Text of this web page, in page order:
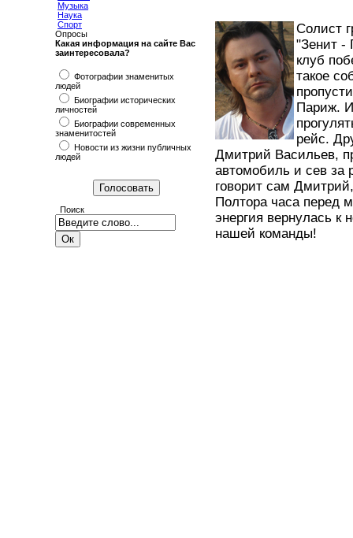
Музыка
Наука
Спорт
Опросы
Какая информация на сайте Вас
заинтересовала?
Фотографии знаменитых
людей
Биографии исторических
личностей
Биографии современных
знаменитостей
Новости из жизни публичных
людей
Поиск
Солист
"Зенит -
клуб
такое
Париж.
рейс.
Дмитрий Васильев,
автомобиль и сев за
говорит сам
Полтора часа перед
энергия вернулась к
нашей команды!